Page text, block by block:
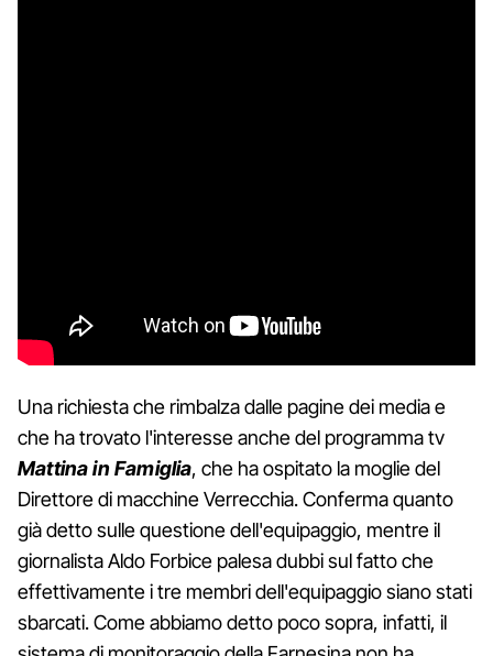
Una richiesta che rimbalza dalle pagine dei media e
che ha trovato l'interesse anche del programma tv
Mattina in Famiglia, che ha ospitato la moglie del
Direttore di macchine Verrecchia. Conferma quanto
già detto sulle questione dell'equipaggio, mentre il
giornalista Aldo Forbice palesa dubbi sul fatto che
effettivamente i tre membri dell'equipaggio siano stati
sbarcati. Come abbiamo detto poco sopra, infatti, il